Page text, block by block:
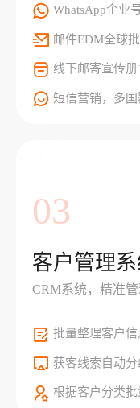
WhatsApp企业
邮件EDM全球
线下邮寄宣传册
短信营销，多国
03
客户管理
CRM系统，精准
批量整理客户信
获客线索自动分
根据客户分类